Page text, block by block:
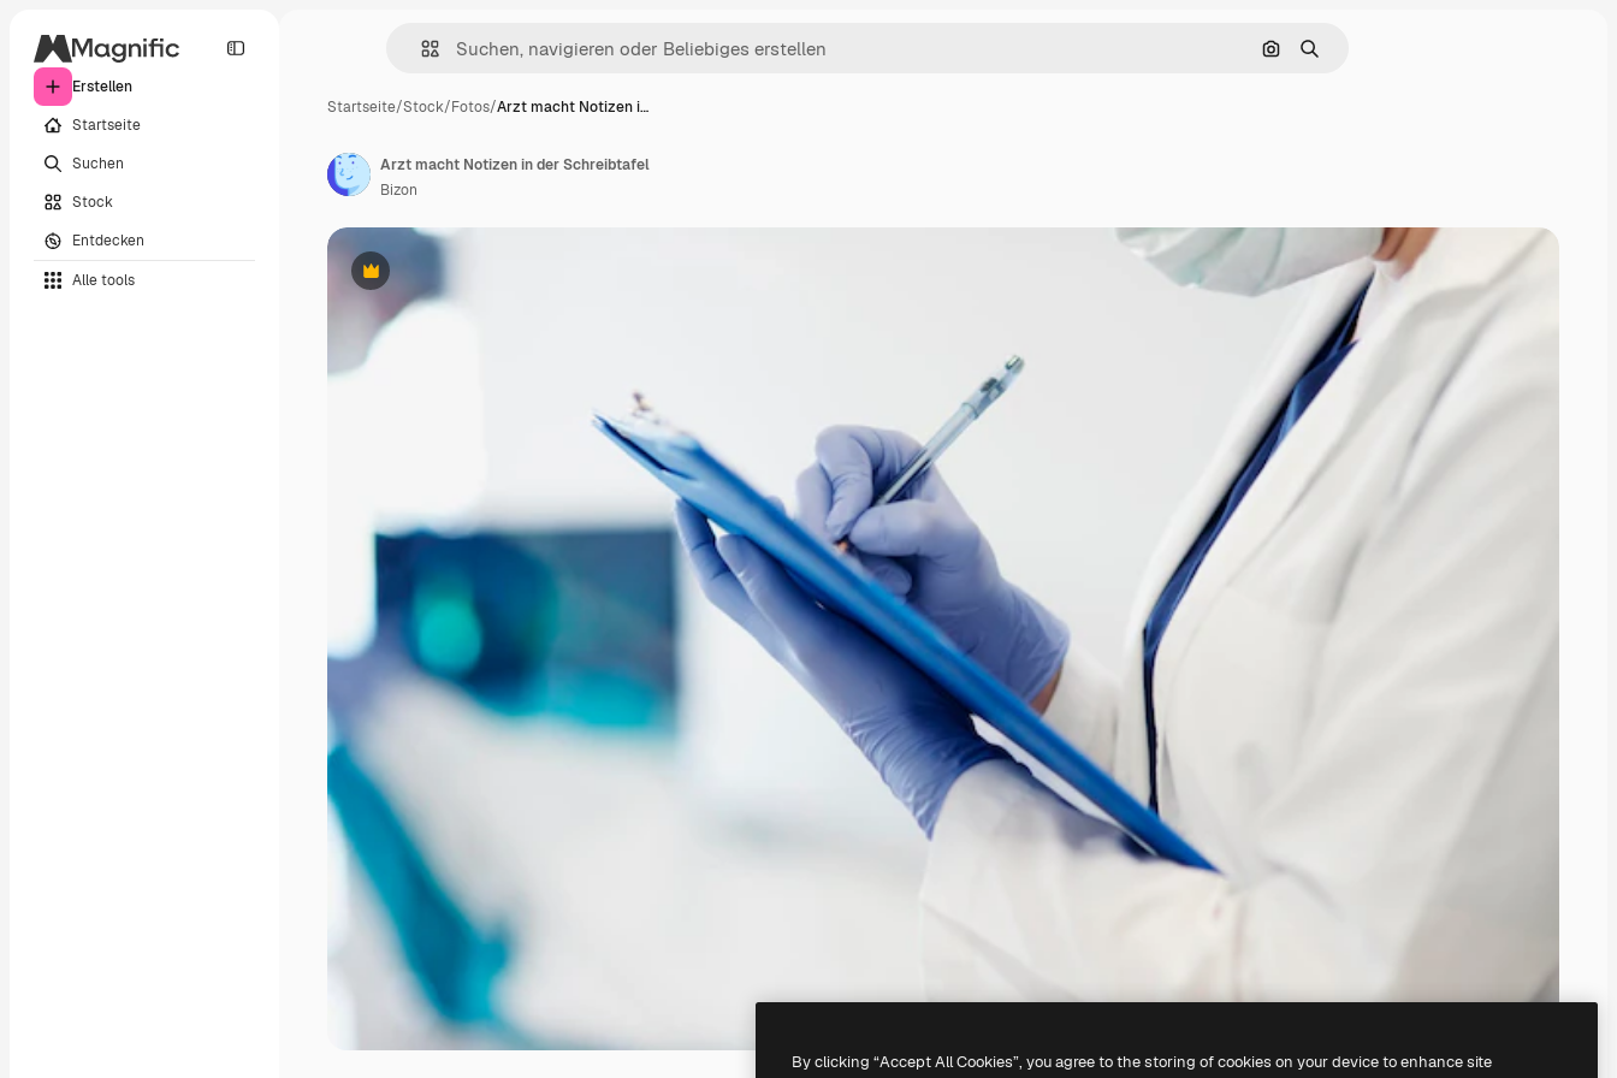
Erstellen
Startseite
Suchen
Stock
Entdecken
Alle tools
Nach Bild suchen
Suchen
Startseite/Stock/Fotos/Arzt macht Notizen i…
Premium
Arzt macht Notizen in der Schreibtafel
Bizon
By clicking “Accept All Cookies”, you agree to the storing of cookies on your device to enhance site